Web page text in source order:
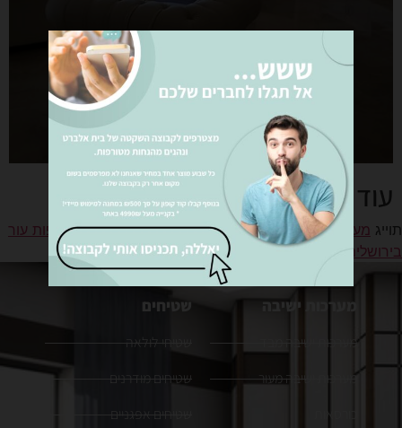
עוד עבודות
תוייג מערכות ישיבה בירושלים,מערכות ישיבה מאיטליה,ספות עור
בירושלים
רהיטים בירושלים
מערכות ישיבה
מערכות ישיבה מבד
מערכות ישיבה מעור
כורסאות
שטיחים
שטיחי לולאה
שטיחים מודרנים
שטיחים אפגניים